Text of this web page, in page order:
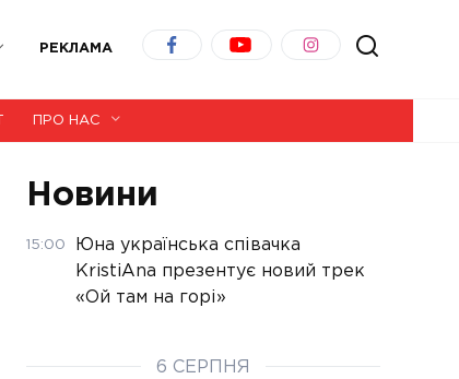
РЕКЛАМА
ПРО НАС
Новини
15:00
Юна українська співачка
KristiAna презентує новий трек
«Ой там на горі»
6 СЕРПНЯ